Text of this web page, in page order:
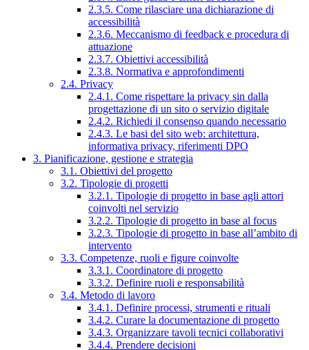
2.3.5. Come rilasciare una dichiarazione di
accessibilità
2.3.6. Meccanismo di feedback e procedura di
attuazione
2.3.7. Obiettivi accessibilità
2.3.8. Normativa e approfondimenti
2.4. Privacy
2.4.1. Come rispettare la privacy sin dalla
progettazione di un sito o servizio digitale
2.4.2. Richiedi il consenso quando necessario
2.4.3. Le basi del sito web: architettura,
informativa privacy, riferimenti DPO
3. Pianificazione, gestione e strategia
3.1. Obiettivi del progetto
3.2. Tipologie di progetti
3.2.1. Tipologie di progetto in base agli attori
coinvolti nel servizio
3.2.2. Tipologie di progetto in base al focus
3.2.3. Tipologie di progetto in base all’ambito di
intervento
3.3. Competenze, ruoli e figure coinvolte
3.3.1. Coordinatore di progetto
3.3.2. Definire ruoli e responsabilità
3.4. Metodo di lavoro
3.4.1. Definire processi, strumenti e rituali
3.4.2. Curare la documentazione di progetto
3.4.3. Organizzare tavoli tecnici collaborativi
3.4.4. Prendere decisioni